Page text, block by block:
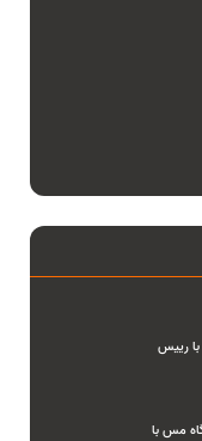
رییس
مس با